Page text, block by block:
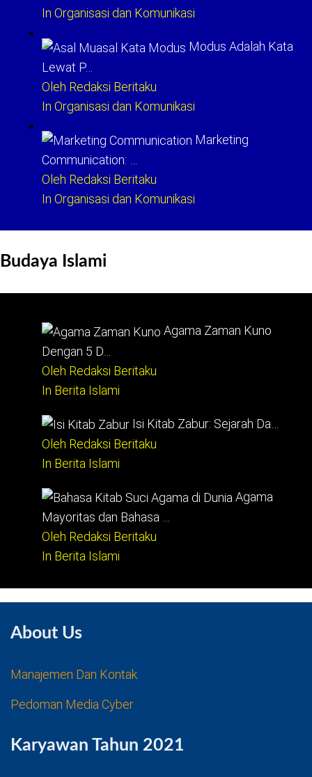
In Organisasi dan Komunikasi
Modus Adalah Kata
Lewat P…
Oleh Redaksi Beritaku
In Organisasi dan Komunikasi
Marketing
Communication: …
Oleh Redaksi Beritaku
In Organisasi dan Komunikasi
Budaya Islami
Agama Zaman Kuno
Dengan 5 D…
Oleh Redaksi Beritaku
In Berita Islami
Isi Kitab Zabur: Sejarah Da…
Oleh Redaksi Beritaku
In Berita Islami
Agama
Mayoritas dan Bahasa …
Oleh Redaksi Beritaku
In Berita Islami
About Us
Manajemen Dan Kontak
Pedoman Media Cyber
Karyawan Tahun 2021